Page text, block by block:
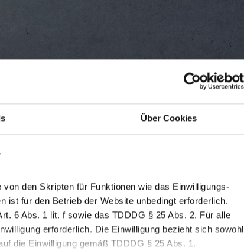
Über Cookies
den Skripten für Funktionen wie das Einwilligungs-
ist für den Betrieb der Website unbedingt erforderlich.
6 Abs. 1 lit. f sowie das TDDDG § 25 Abs. 2. Für alle
erforderlich. Die Einwilligung bezieht sich sowohl
die Einwilligung gemäß TDDDG § 25 Abs. 1.